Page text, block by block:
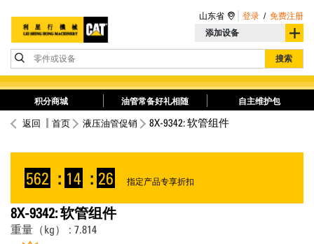
添加设备
零件或设备 搜索
山东省 登录 / 免费注册
积分商城 油管常备好礼相随 自主维护包
返回 首页 液压油管促销 8X-9342: 软管组件
562 : 14 : 26 指定产品专享折扣
8X-9342: 软管组件
重量（kg） : 7.814